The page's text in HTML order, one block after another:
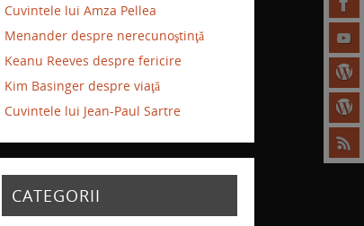
Cuvintele lui Amza Pellea
Menander despre nerecunoştinţă
Keanu Reeves despre fericire
Kim Basinger despre viaţă
Cuvintele lui Jean-Paul Sartre
CATEGORII